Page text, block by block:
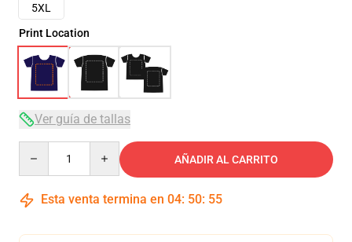
5XL
Print Location
Ver guía de tallas
AÑADIR AL CARRITO
Esta venta termina en 04: 50: 54